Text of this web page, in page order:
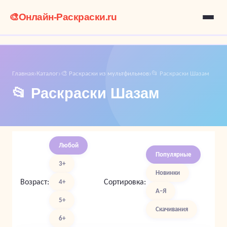
🎨Онлайн-Раскраски.ru
Главная›Каталог›🎨 Раскраски из мультфильмов›📂 Раскраски Шазам
📂 Раскраски Шазам
Возраст:
Любой
3+
4+
5+
6+
Сортировка:
Популярные
Новинки
А–Я
Скачивания